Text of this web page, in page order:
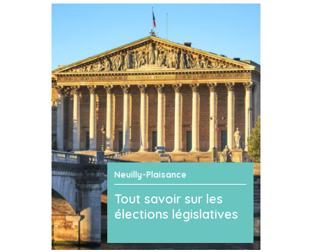
Neuilly-Plaisance
Tout savoir sur les
élections législatives